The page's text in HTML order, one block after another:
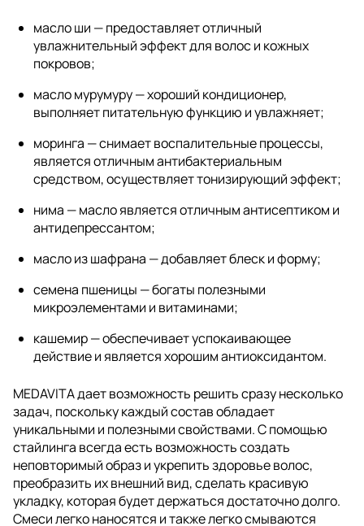
масло ши — предоставляет отличный
увлажнительный эффект для волос и кожных
покровов;
масло мурумуру — хороший кондиционер,
выполняет питательную функцию и увлажняет;
моринга — снимает воспалительные процессы,
является отличным антибактериальным
средством, осуществляет тонизирующий эффект;
нима — масло является отличным антисептиком и
антидепрессантом;
масло из шафрана — добавляет блеск и форму;
семена пшеницы — богаты полезными
микроэлементами и витаминами;
кашемир — обеспечивает успокаивающее
действие и является хорошим антиоксидантом.
MEDAVITA дает возможность решить сразу несколько
задач, поскольку каждый состав обладает
уникальными и полезными свойствами. С помощью
стайлинга всегда есть возможность создать
неповторимый образ и укрепить здоровье волос,
преобразить их внешний вид, сделать красивую
укладку, которая будет держаться достаточно долго.
Смеси легко наносятся и также легко смываются